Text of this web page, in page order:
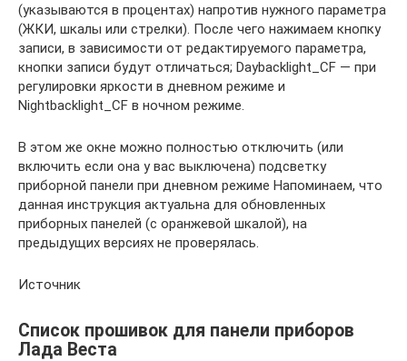
(указываются в процентах) напротив нужного параметра
(ЖКИ, шкалы или стрелки). После чего нажимаем кнопку
записи, в зависимости от редактируемого параметра,
кнопки записи будут отличаться; Daybacklight_CF — при
регулировки яркости в дневном режиме и
Nightbacklight_CF в ночном режиме.
В этом же окне можно полностью отключить (или
включить если она у вас выключена) подсветку
приборной панели при дневном режиме Напоминаем, что
данная инструкция актуальна для обновленных
приборных панелей (с оранжевой шкалой), на
предыдущих версиях не проверялась.
Источник
Список прошивок для панели приборов
Лада Веста